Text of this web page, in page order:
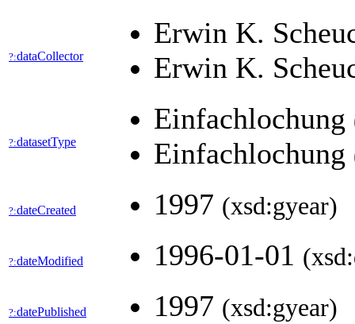
?:dataCollector
Erwin K.
Erwin K.
?:datasetType
Einfachlochung
Einfachlochung
?:dateCreated 1997 (xsd:gyear)
?:dateModified 1996-01-01
?:datePublished 1997 (xsd:gyear)